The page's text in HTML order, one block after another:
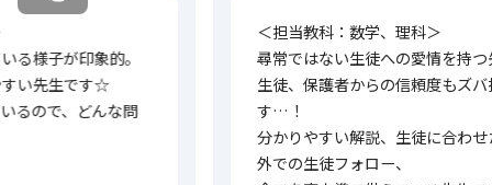
＜担当教科：数学、理科＞
尋常ではない生徒への愛情を持つ先生です！！
生徒、保護者からの信頼度もズバ抜けていま
す…！
分かりやすい解説、生徒に合わせた宿題、授業